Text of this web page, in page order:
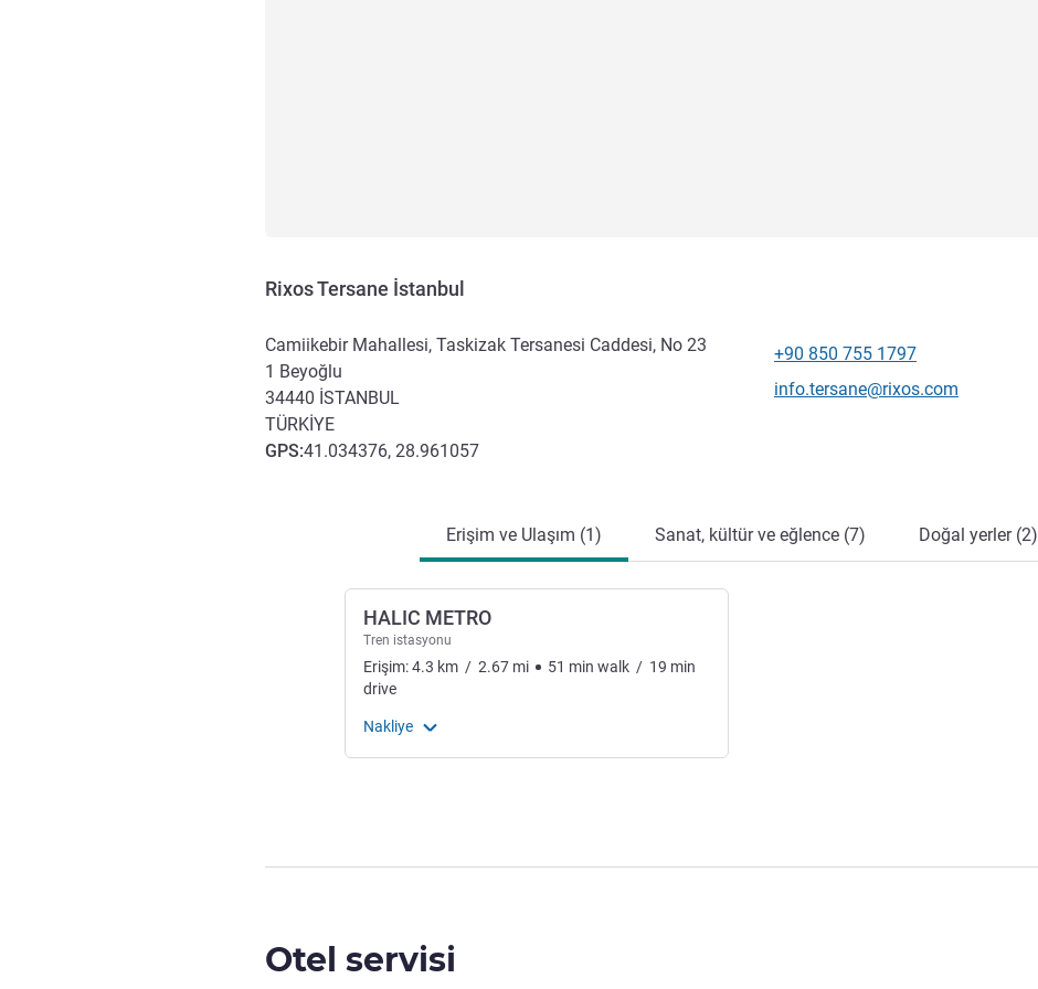
Rixos Tersane İstanbul
Camiikebir Mahallesi, Taskizak Tersanesi Caddesi, No 23
1 Beyoğlu
34440 İSTANBUL
TÜRKIYE
GPS:41.034376, 28.961057
Telefon
+90 850 755 1797
İletişim için e-posta
info.tersane@rixos.com
Erişim ve Ulaşım (1) Sanat, kültür ve eğlence (7) Doğal yerler (2)
HALIC METRO
Tren istasyonu
Erişim:4.3 km / 2.67 mi 51 min walk / 19 min
drive
Nakliye
Otel servisi